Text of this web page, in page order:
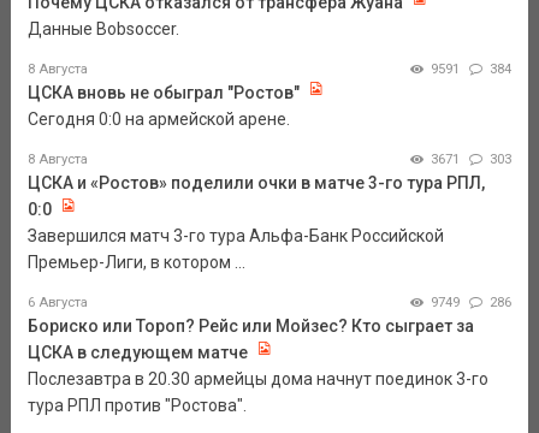
Данные Bobsoccer.
8 Августа 9591 384
ЦСКА вновь не обыграл "Ростов"
Сегодня 0:0 на армейской арене.
8 Августа 3671 303
ЦСКА и «Ростов» поделили очки в матче 3-го тура РПЛ,
0:0
Завершился матч 3-го тура Альфа-Банк Российской
Премьер-Лиги, в котором ...
6 Августа 9749 286
Бориско или Тороп? Рейс или Мойзес? Кто сыграет за
ЦСКА в следующем матче
Послезавтра в 20.30 армейцы дома начнут поединок 3-го
тура РПЛ против "Ростова".